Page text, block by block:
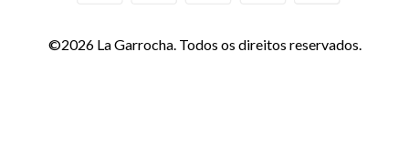
©2026 La Garrocha. Todos os direitos reservados.